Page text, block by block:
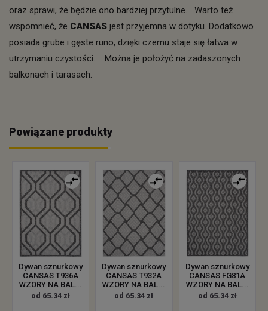
oraz sprawi, że będzie ono bardziej przytulne. Warto też
wspomnieć, że CANSAS jest przyjemna w dotyku. Dodatkowo
posiada grube i gęste runo, dzięki czemu staje się łatwa w
utrzymaniu czystości. Można je położyć na zadaszonych
balkonach i tarasach.
Powiązane produkty
Dywan sznurkowy
CANSAS T936A
WZORY NA BAL...
od 65.34 zł
Dywan sznurkowy
CANSAS T932A
WZORY NA BAL...
od 65.34 zł
Dywan sznurkowy
CANSAS FG81A
WZORY NA BAL...
od 65.34 zł